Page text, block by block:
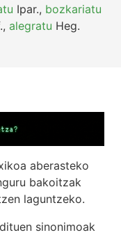
Ipar., bozkariatu
,alegratu Heg.
aberasteko
bakoitzak
laguntzeko.
sinonimoak